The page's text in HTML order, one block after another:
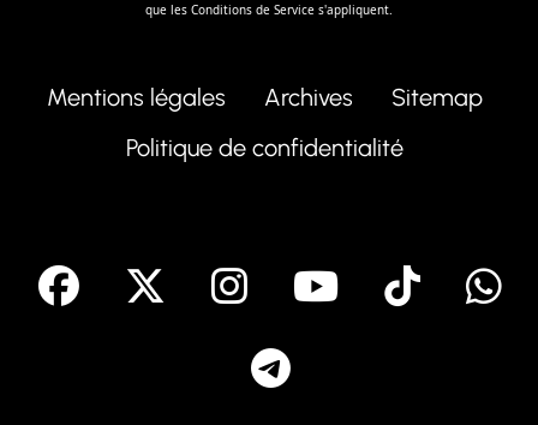
que les Conditions de Service s'appliquent.
Mentions légales Archives
Sitemap
Politique de confidentialité
facebook Instagram
Youtube
Tik